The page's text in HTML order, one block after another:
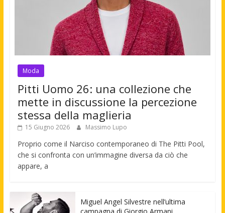
Moda
Pitti Uomo 26: una collezione che
mette in discussione la percezione
stessa della maglieria
15 Giugno 2026 Massimo Lupo
Proprio come il Narciso contemporaneo di The Pitti Pool,
che si confronta con un’immagine diversa da ciò che
appare, a
Miguel Angel Silvestre nell’ultima